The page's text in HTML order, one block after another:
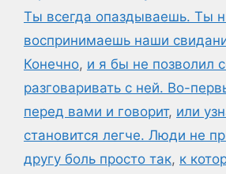
Ты всегда опаздываешь. Ты
воспринимаешь наши
Конечно, и я бы не позволил
разговаривать с ней. Во-
перед вами и говорит, или
становится легче. Люди не
другу боль просто так, к